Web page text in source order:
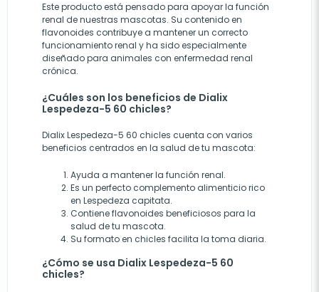
Este producto está pensado para apoyar la función
renal de nuestras mascotas. Su contenido en
flavonoides contribuye a mantener un correcto
funcionamiento renal y ha sido especialmente
diseñado para animales con enfermedad renal
crónica.
¿Cuáles son los beneficios de Dialix
Lespedeza-5 60 chicles?
Dialix Lespedeza-5 60 chicles cuenta con varios
beneficios centrados en la salud de tu mascota:
Ayuda a mantener la función renal.
Es un perfecto complemento alimenticio rico
en Lespedeza capitata.
Contiene flavonoides beneficiosos para la
salud de tu mascota.
Su formato en chicles facilita la toma diaria.
¿Cómo se usa Dialix Lespedeza-5 60
chicles?